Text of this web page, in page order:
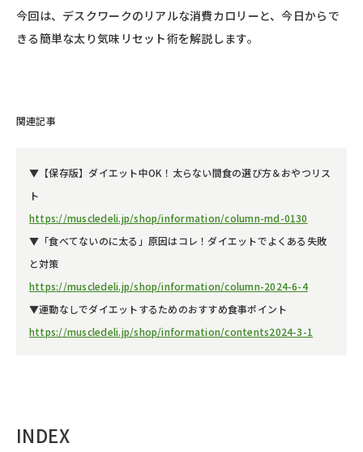
今回は、デスクワークのリアルな消費カロリーと、今日からで
きる簡単な太り気味リセット術を解説します。
関連記事
▼【保存版】ダイエット中OK！太らない間食の選び方＆おやつリス
ト
https://muscledeli.jp/shop/information/column-md-0130
▼「食べてないのに太る」原因はコレ！ダイエットでよくある失敗
と対策
https://muscledeli.jp/shop/information/column-2024-6-4
▼運動なしでダイエットするためのおすすめ食事ポイント
https://muscledeli.jp/shop/information/contents2024-3-1
INDEX